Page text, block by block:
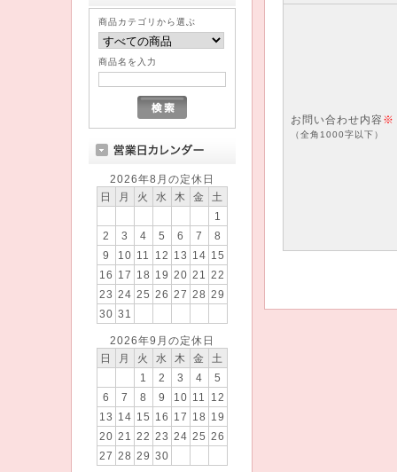
商品カテゴリから選ぶ
商品名を入力
2026年8月の定休日
日
月 火 水 木 金
土
1
2
3 4 5 6 7
8
9
10 11 12 13 14 15
16
17 18 19 20 21
22
23 24 25 26 27 28 29
30 31
2026年9月の定休日
日
月 火 水 木 金
土
1
2 3 4
5
6
7 8 9 10 11
12
13
14 15 16 17 18
19
20 21 22 23 24 25 26
27 28 29 30
お問い合わせ内容 ※
（全角1000字以下）